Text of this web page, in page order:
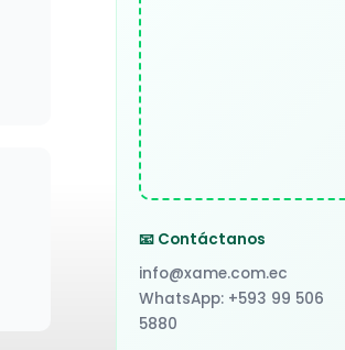
📧 Contáctanos
info@xame.com.ec
WhatsApp: +593 99 506
5880